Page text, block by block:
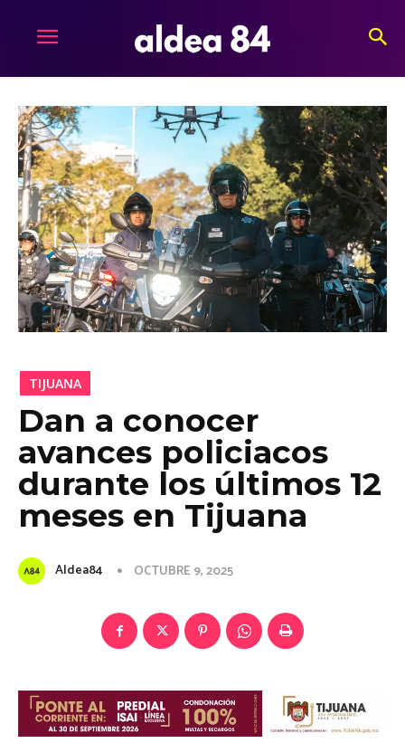
TIJUANA
Dan a conocer
avances policiacos
durante los últimos 12
meses en Tijuana
Aldea84 OCTUBRE 9, 2025